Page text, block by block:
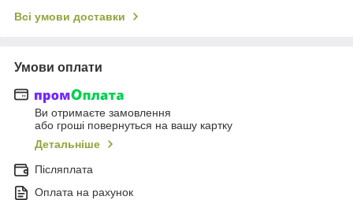
Всі умови доставки
Умови оплати
Ви отримаєте замовлення
або гроші повернуться на вашу картку
Детальніше
Післяплата
Оплата на рахунок